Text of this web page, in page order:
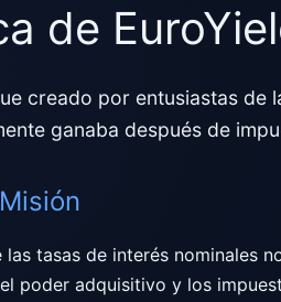
de
creado por entusiastas de
ganaba después de
las tasas de interés nominales
poder adquisitivo y los